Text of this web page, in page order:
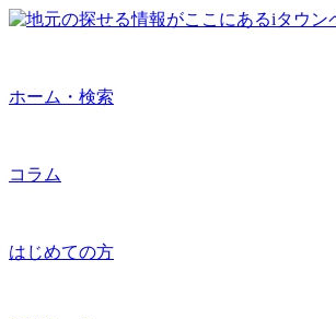
ホーム・検索
コラム
はじめての方